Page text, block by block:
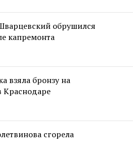
обрушился
капремонта
взяла бронзу на
Краснодаре
сгорела